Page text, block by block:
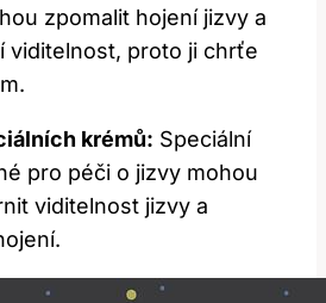
zpomalit hojení jizvy a
viditelnost, proto ji ⁤chrťe
krémů: Speciální⁤
pro​ péči o jizvy mohou
viditelnost jizvy a